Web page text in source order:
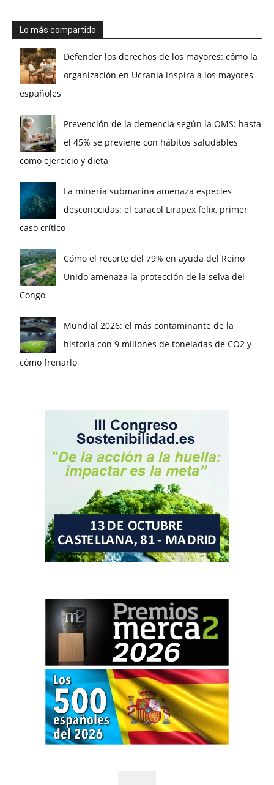
Lo más compartido
Defender los derechos de los mayores: cómo la
organización en Ucrania inspira a los mayores
españoles
Prevención de la demencia según la OMS: hasta
el 45% se previene con hábitos saludables
como ejercicio y dieta
La minería submarina amenaza especies
desconocidas: el caracol Lirapex felix, primer
caso crítico
Cómo el recorte del 79% en ayuda del Reino
Unido amenaza la protección de la selva del
Congo
Mundial 2026: el más contaminante de la
historia con 9 millones de toneladas de CO2 y
cómo frenarlo